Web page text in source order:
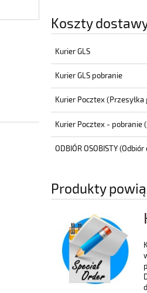
Koszty
Kurier GLS
Kurier GLS pobranie
Kurier Pocztex(Przesyłka
Kurier Pocztex - pobranie
ODBIÓR OSOBISTY(Odbiór
Produkty